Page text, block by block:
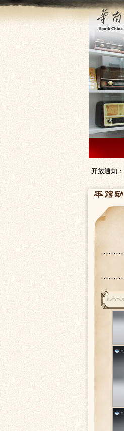
开放通知：